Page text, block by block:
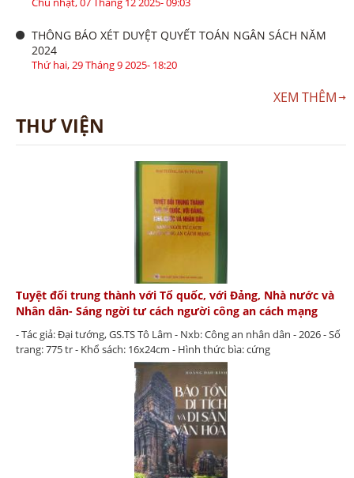
THÔNG BÁO XÉT DUYỆT QUYẾT TOÁN NGÂN SÁCH NĂM
2024
Thứ hai, 29 Tháng 9 2025- 18:20
XEM THÊM
THƯ VIỆN
Tuyệt đối trung thành với Tổ quốc, với Đảng, Nhà nước và
Nhân dân- Sáng ngời tư cách người công an cách mạng
- Tác giả: Đại tướng, GS.TS Tô Lâm - Nxb: Công an nhân dân - 2026 - Số
trang: 775 tr - Khổ sách: 16x24cm - Hình thức bìa: cứng